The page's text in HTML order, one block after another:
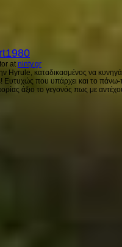
at ninty.gr
Hyrule, καταδικασμένος να
Ευτυχώς που υπάρχει και το
άξιο το γεγονός πως με